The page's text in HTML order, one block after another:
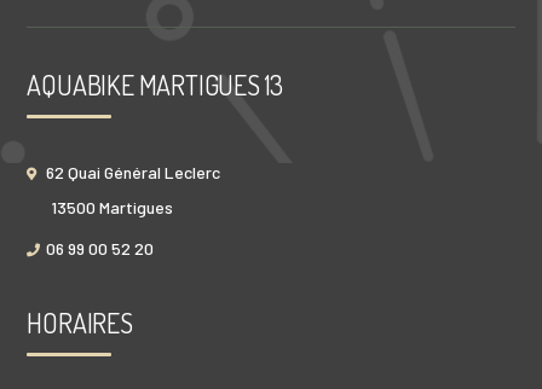
massage martigues
AQUABIKE MARTIGUES 13
62 Quai Général Leclerc
13500 Martigues
06 99 00 52 20
HORAIRES